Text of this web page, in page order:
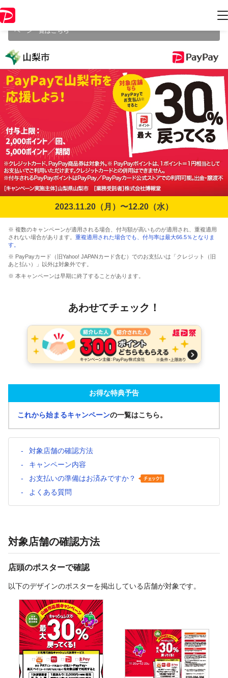
ジ内の情報はキャンペーン終了時点のものになります。
ペーン一覧はこちら
2023.11.20（月）〜12.20（水）
※ 複数のキャンペーンが適用される場合、付与額が高いものが適用され、重複適用
されない場合があります。 重複適用された場合でも、付与率は最大66.5％となりま
す。
※ PayPayカード（旧Yahoo! JAPANカード含む）でのお支払いは「クレジット（旧
あと払い）」以外は対象外です。
※ 本キャンペーンは早期に終了することがあります。
あわせてチェック！
お得な特典予告
これから始まるキャンペーンの一覧はこちら。
対象店舗の確認方法
キャンペーン内容
お支払いの準備はお済みですか？
よくある質問
対象店舗の確認方法
店頭のポスターで確認
以下のデザインのポスターを掲出している店舗が対象です。